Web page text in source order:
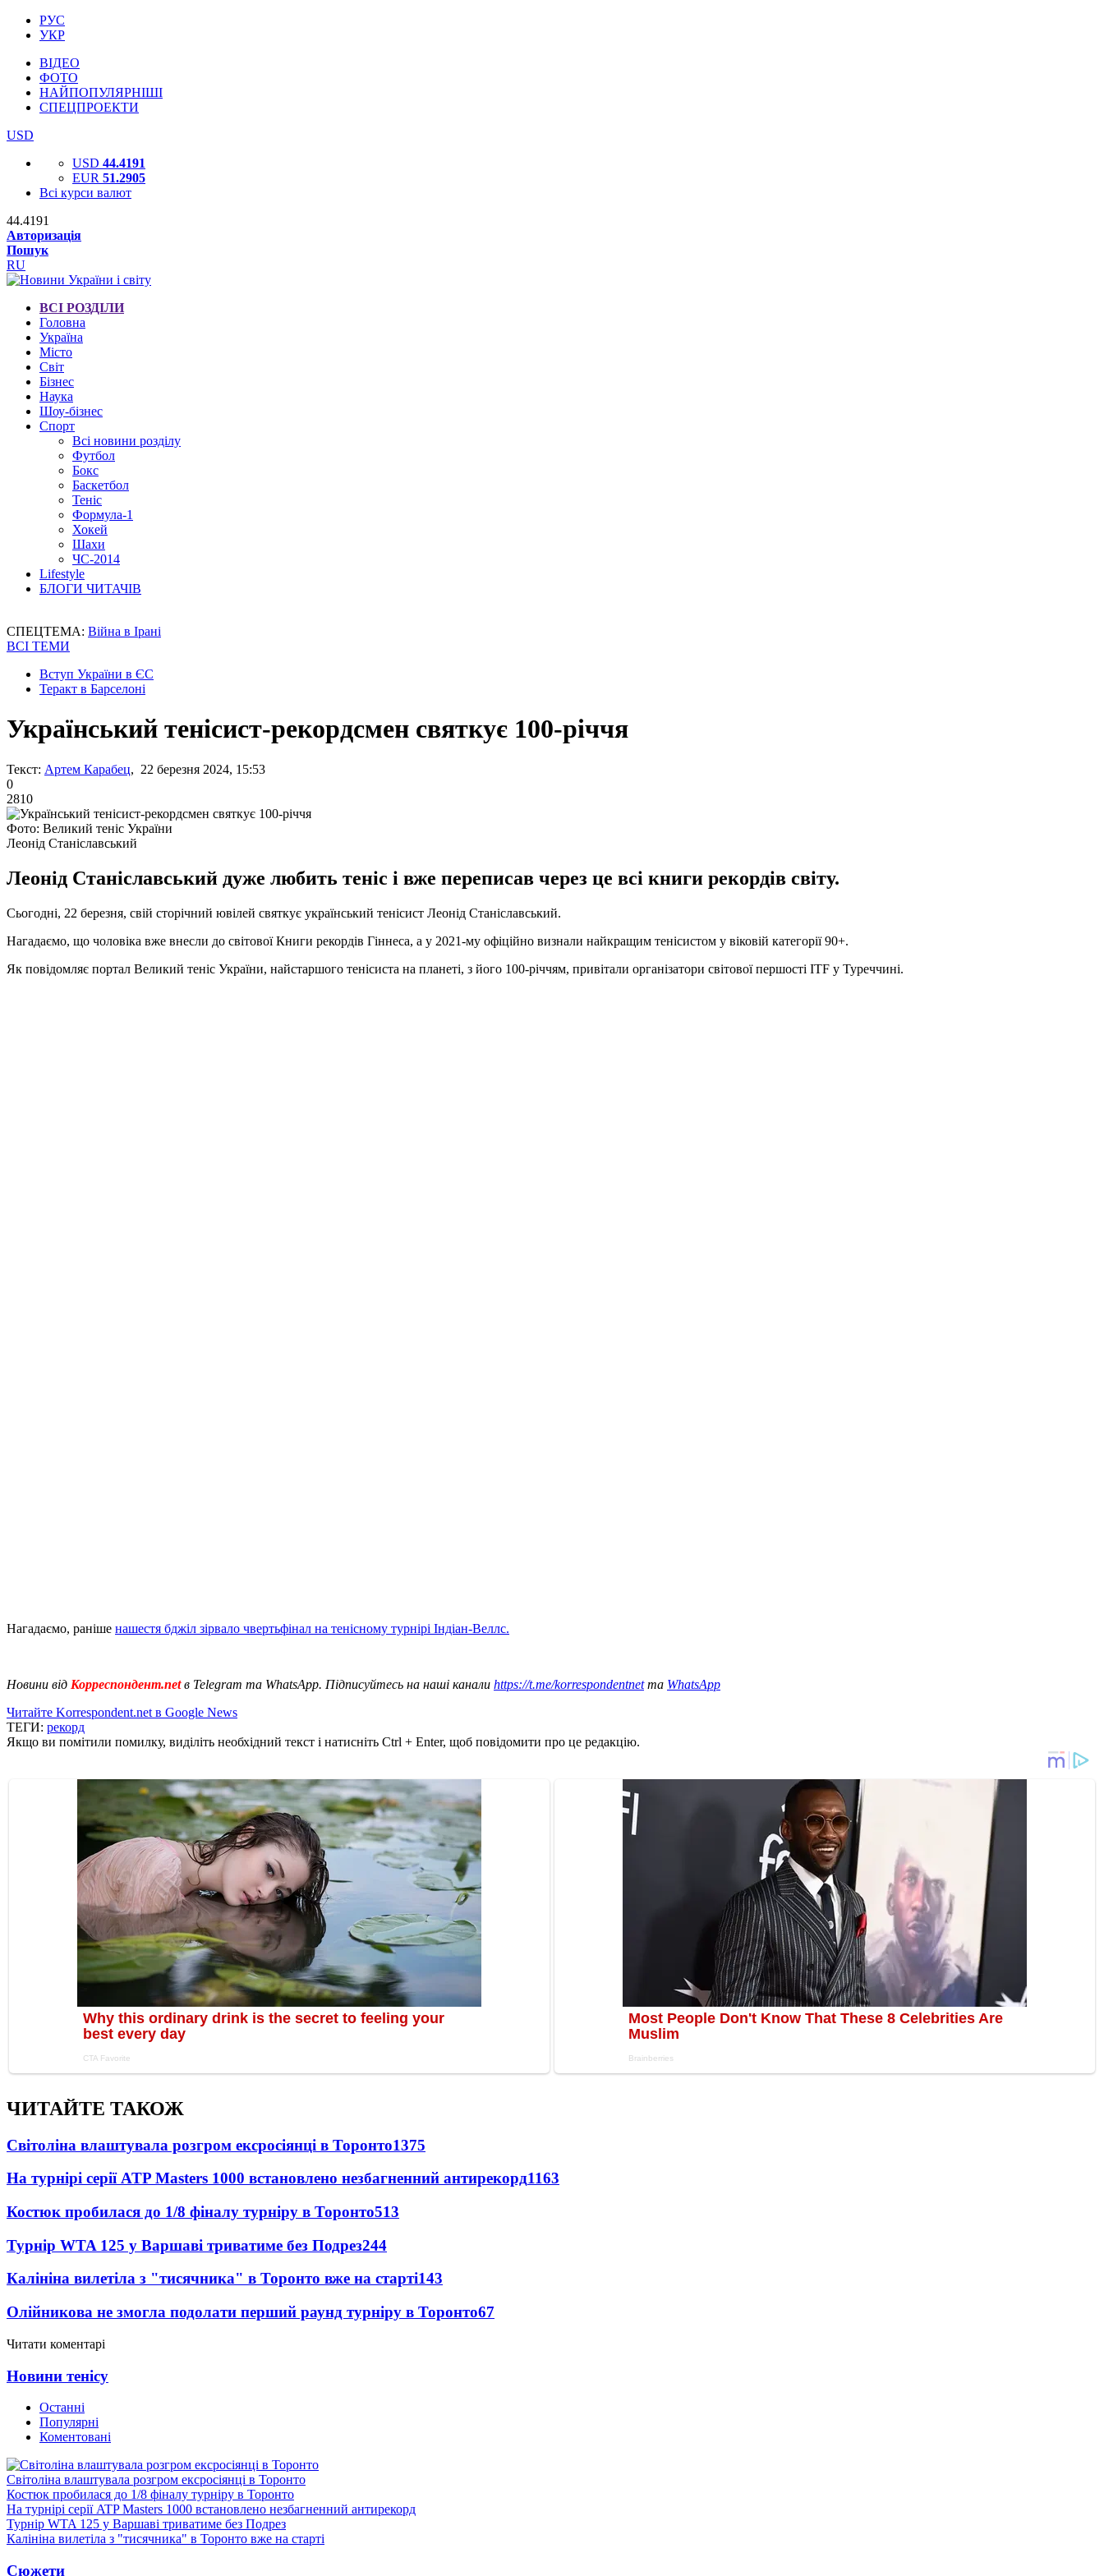
РУС
УКР
ВІДЕО
ФОТО
НАЙПОПУЛЯРНІШІ
СПЕЦПРОЕКТИ
USD
USD 44.4191
EUR 51.2905
Всі курси валют
44.4191
Авторизація
Пошук
RU
ВСІ РОЗДІЛИ
Головна
Україна
Місто
Світ
Бізнес
Наука
Шоу-бізнес
Спорт
Всі новини розділу
Футбол
Бокс
Баскетбол
Теніс
Формула-1
Хокей
Шахи
ЧС-2014
Lifestyle
БЛОГИ ЧИТАЧІВ
СПЕЦТЕМА: Війна в Ірані
ВСІ ТЕМИ
Вступ України в ЄС
Теракт в Барселоні
Український тенісист-рекордсмен святкує 100-річчя
Текст: Артем Карабец, 22 березня 2024, 15:53
0
2810
Фото: Великий теніс України
Леонід Станіславський
Леонід Станіславський дуже любить теніс і вже переписав через це всі книги рекордів світу.
Сьогодні, 22 березня, свій сторічний ювілей святкує український тенісист Леонід Станіславський.
Нагадаємо, що чоловіка вже внесли до світової Книги рекордів Гіннеса, а у 2021-му офіційно визнали найкращим тенісистом у віковій категорії 90+.
Як повідомляє портал Великий теніс України, найстаршого тенісиста на планеті, з його 100-річчям, привітали організатори світової першості ITF у Туреччині.
Нагадаємо, раніше нашестя бджіл зірвало чвертьфінал на тенісному турнірі Індіан-Веллс.
Новини від Корреспондент.netв Telegram та WhatsApp. Підписуйтесь на наші канали https://t.me/korrespondentnetта WhatsApp
Читайте Korrespondent.net в Google News
ТЕГИ: рекорд
Якщо ви помітили помилку, виділіть необхідний текст і натисніть Ctrl + Enter, щоб повідомити про це редакцію.
ЧИТАЙТЕ ТАКОЖ
Світоліна влаштувала розгром ексросіянці в Торонто1375
На турнірі серії ATP Masters 1000 встановлено незбагненний антирекорд1163
Костюк пробилася до 1/8 фіналу турніру в Торонто513
Турнір WTA 125 у Варшаві триватиме без Подрез244
Калініна вилетіла з "тисячника" в Торонто вже на старті143
Олійникова не змогла подолати перший раунд турніру в Торонто67
Читати коментарі
Новини тенісу
Останні
Популярні
Коментовані
Світоліна влаштувала розгром ексросіянці в Торонто
Костюк пробилася до 1/8 фіналу турніру в Торонто
На турнірі серії ATP Masters 1000 встановлено незбагненний антирекорд
Турнір WTA 125 у Варшаві триватиме без Подрез
Калініна вилетіла з "тисячника" в Торонто вже на старті
Сюжети